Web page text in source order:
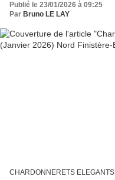
Publié le 23/01/2026 à 09:25
Par Bruno LE LAY
CHARDONNERETS ELEGANTS